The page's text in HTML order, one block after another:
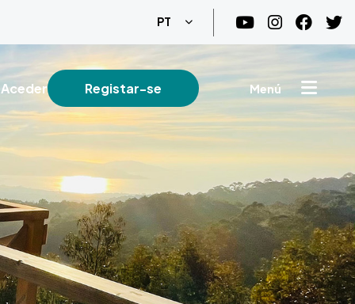
PT Lista de ações adicionais
Aceder Registar-se Menú